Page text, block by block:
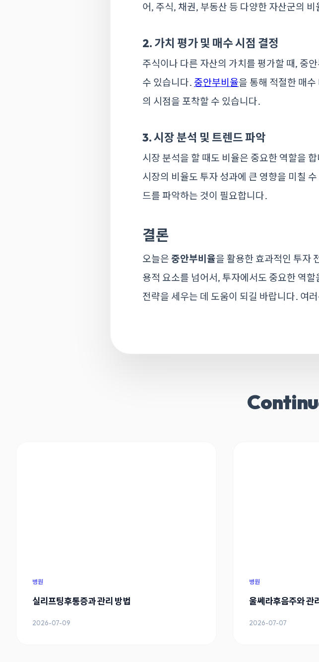
어, 주식, 채권, 부동산 등 다양한 자산군의
2. 가치 평가 및 매수 시점 결정
주식이나 다른 자산의 가치를 평가할 때, 중
수 있습니다. 중안부비율을 통해 적절한 매
의 시점을 포착할 수 있습니다.
3. 시장 분석 및 트렌드 파악
시장 분석을 할 때도 비율은 중요한 역할을
시장의 비율도 투자 성과에 큰 영향을 미칠
드를 파악하는 것이 필요합니다.
결론
오늘은 중안부비율을 활용한 효과적인 투자
용적 요소를 넘어서, 투자에서도 중요한 역
전략을 세우는 데 도움이 되길 바랍니다. 여
병원
실리프팅후통증과 관리 방법
2026-07-09
병원
울쎄라후음주와 관
2026-07-07